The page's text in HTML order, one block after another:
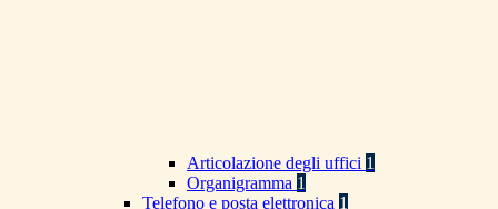
Articolazione degli uffici 1
Organigramma 1
Telefono e posta elettronica 1